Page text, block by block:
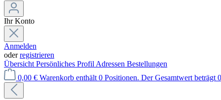
Ihr Konto
Anmelden
oderregistrieren
Übersicht Persönliches Profil Adressen Bestellungen
0,00 € Warenkorb enthält 0 Positionen. Der Gesamtwert beträgt